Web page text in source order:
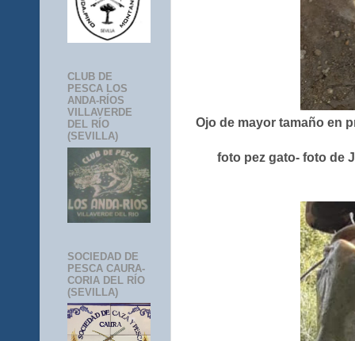
Ojo de mayor tamaño en
foto pez gato- foto de
CLUB DE
PESCA LOS
ANDA-RÍOS
VILLAVERDE
DEL RÍO
(SEVILLA)
SOCIEDAD DE
PESCA CAURA-
CORIA DEL RÍO
(SEVILLA)